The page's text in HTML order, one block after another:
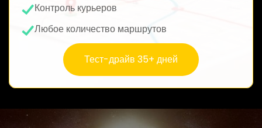
Контроль курьеров
Любое количество маршрутов
Тест-драйв 35+ дней